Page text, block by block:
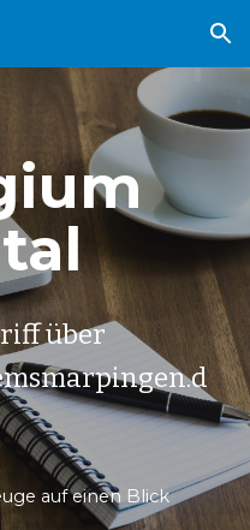
Skip to navigation
über
auf einen Blick